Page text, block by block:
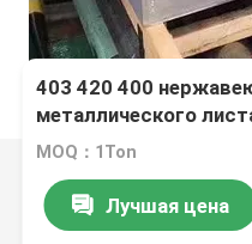
403 420 400
металлического
410S 439 440a
MOQ：1Ton
Лучшая цена